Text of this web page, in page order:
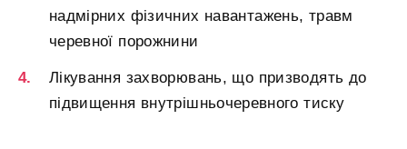
надмірних фізичних навантажень, травм
черевної порожнини
Лікування захворювань, що призводять до
підвищення внутрішньочеревного тиску